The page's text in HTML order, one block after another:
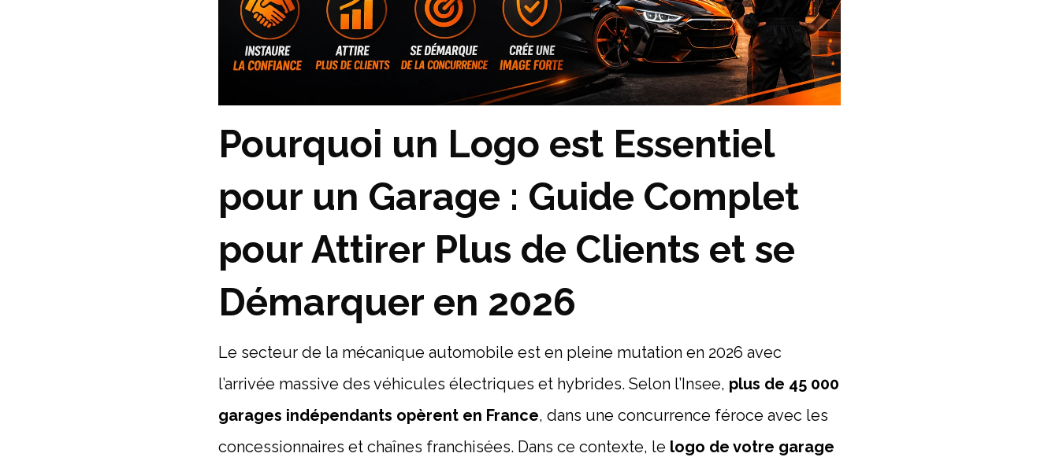
Pourquoi un Logo est Essentiel
pour un Garage : Guide Complet
pour Attirer Plus de Clients et se
Démarquer en 2026
Le secteur de la mécanique automobile est en pleine mutation en 2026 avec
l’arrivée massive des véhicules électriques et hybrides. Selon l’Insee, plus de 45 000
garages indépendants opèrent en France, dans une concurrence féroce avec les
concessionnaires et chaînes franchisées. Dans ce contexte, le logo de votre garage